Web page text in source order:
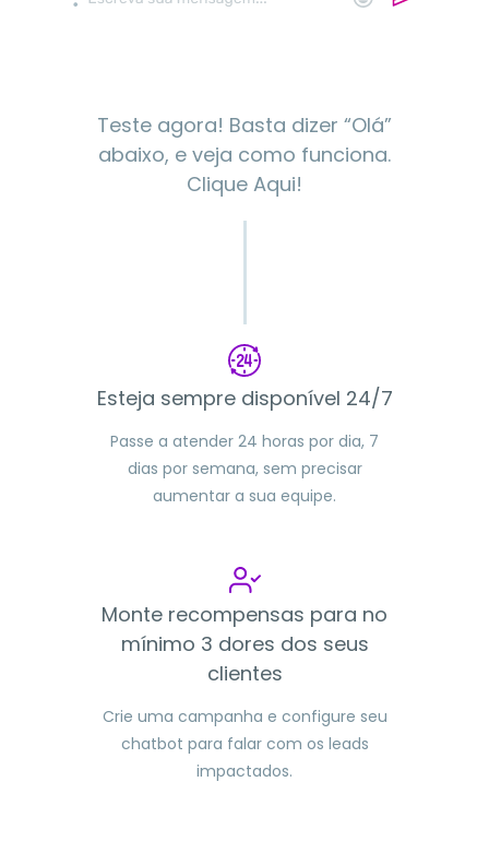
Esteja sempre disponível 24/7
Passe a atender 24 horas por dia, 7
dias por semana, sem precisar
aumentar a sua equipe.
Monte recompensas para no
mínimo 3 dores dos seus
clientes
Crie uma campanha e configure seu
chatbot para falar com os leads
impactados.
Teste agora! Basta dizer “Olá”
abaixo, e veja como funciona.
Clique Aqui!